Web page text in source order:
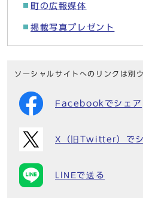
町の広報媒体
掲載写真プレゼント
ソーシャルサイトへのリンクは別
Facebookでシェア
X（旧Twitter）で
LINEで送る